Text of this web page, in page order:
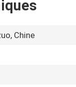
Chine